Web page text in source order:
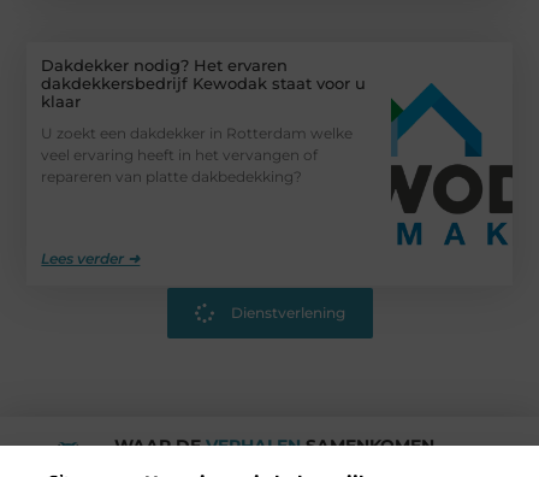
Dakdekker nodig? Het ervaren
dakdekkersbedrijf Kewodak staat voor u
klaar
U zoekt een dakdekker in Rotterdam welke
veel ervaring heeft in het vervangen of
repareren van platte dakbedekking?
Lees verder ➜
Dienstverlening
WAAR DEVERHALENSAMENKOMEN.